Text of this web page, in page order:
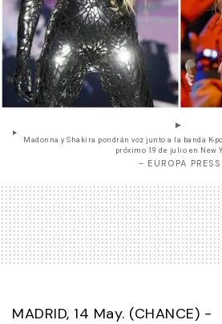
Madonna y Shakira pondrán voz junto a la banda K-
próximo 19 de julio en New
- EUROPA PRESS
MADRID, 14 May. (CHANCE) -